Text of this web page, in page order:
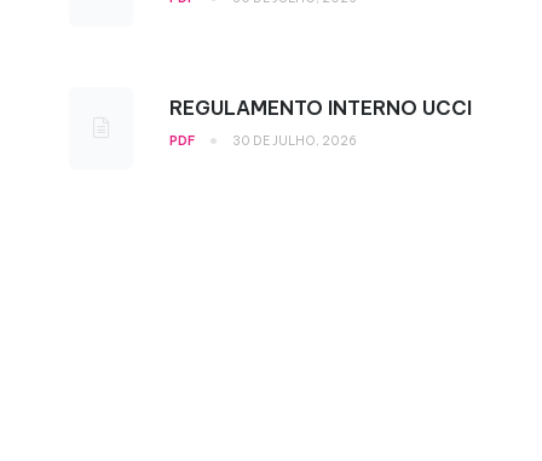
REGULAMENTO INTERNO UCCI
PDF • 30 DE JULHO, 2026